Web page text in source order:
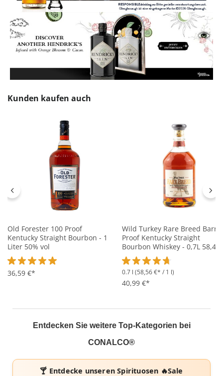
Produktgalerie überspringen
Kunden kaufen auch
Old Forester 100 Proof
Kentucky Straight Bourbon - 1
Liter 50% vol
Durchschnittliche Bewertung von 5 von 5 Sternen
36,59 €*
Wild Turkey Rare Breed Barrel
Proof Kentucky Straight
Bourbon Whiskey - 0,7L 58,4%
vol
Durchschnittliche
0.7 l (58,56 €* / 1 l)
40,99 €*
Entdecken Sie weitere Top-Kategorien bei
CONALCO®
🍸 Entdecke unserenSpirituosen 🔥Sale